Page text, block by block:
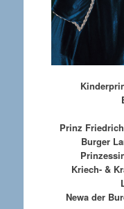
Prinz
Burger
Kriech- &
Newa der